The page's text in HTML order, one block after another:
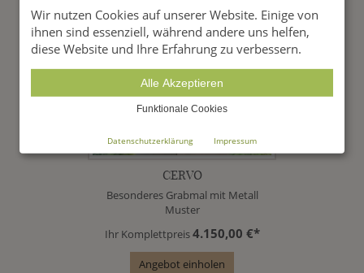
CERVO
Besonderes Grabmal mit Metall
Muster
Ihr Komplettpreis4.150,00 €*
Angebot einholen
Wir nutzen Cookies auf unserer Website. Einige von
ihnen sind essenziell, während andere uns helfen,
diese Website und Ihre Erfahrung zu verbessern.
Alle Akzeptieren
Funktionale Cookies
Datenschutzerklärung Impressum